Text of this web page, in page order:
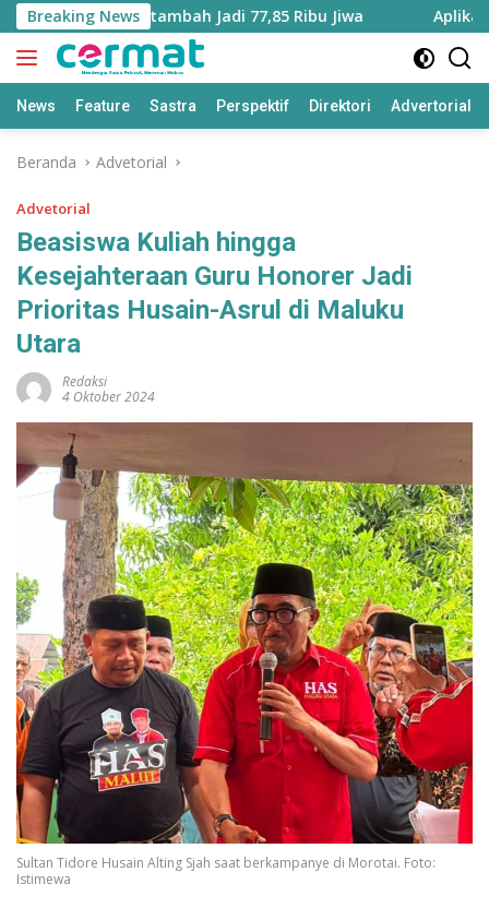
Langsung
ke
konten
Breaking News
Utara Bertambah Jadi 77,85 Ribu Jiwa Aplikasi
News Feature Sastra Perspektif Direktori Advertorial
Beranda Advetorial
Advetorial
Beasiswa Kuliah hingga
Kesejahteraan Guru Honorer Jadi
Prioritas Husain-Asrul di Maluku
Utara
Redaksi
4 Oktober 2024
Sultan Tidore Husain Alting Sjah saat berkampanye di Morotai. Foto:
Istimewa